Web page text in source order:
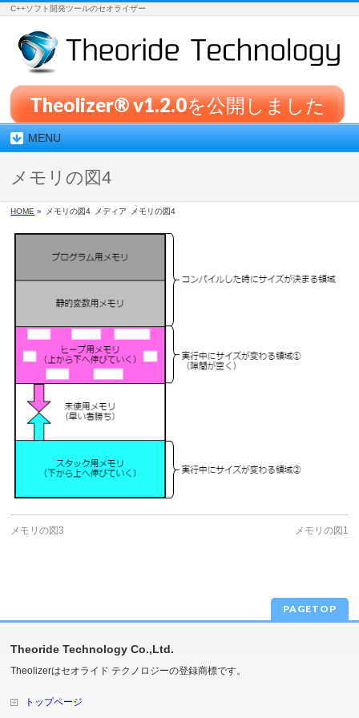
C++ソフト開発ツールのセオライザー
Theolizer® v1.2.0を公開しました
MENU
メモリの図4
HOME » メモリの図4 メディア メモリの図4
メモリの図3 メモリの図1
PAGETOP
Theoride Technology Co.,Ltd.
Theolizerはセオライド テクノロジーの登録商標です。
トップページ